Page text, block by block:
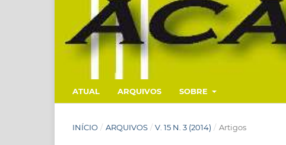
ATUAL ARQUIVOS SOBRE
INÍCIO / ARQUIVOS / V. 15 N. 3 (2014) / Artigos